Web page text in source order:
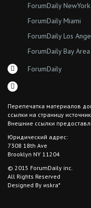
ForumDaily
ForumDaily Miami
ForumDaily Los
ForumDaily Bay Area
ForumDaily
Перепечатка материалов
ссылки на страницу
Внешние ссылки
Юридический адрес:
7308 18th Ave
Brooklyn NY 11204
© 2015 ForumDaily inc.
All Rights Reserved
Designed By иskra*